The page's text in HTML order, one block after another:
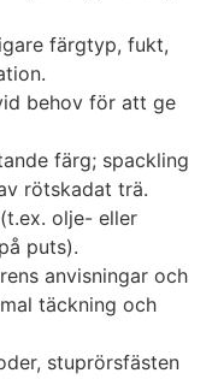
färgtyp, fukt,
behov för att ge
färg; spackling
rötskadat trä.
olje- eller
puts).
anvisningar och
täckning och
stuprörsfästen